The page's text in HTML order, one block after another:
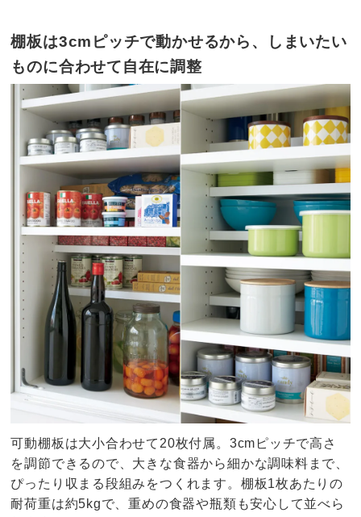
棚板は3cmピッチで動かせるから、しまいたい
ものに合わせて自在に調整
可動棚板は大小合わせて20枚付属。3cmピッチで高さ
を調節できるので、大きな食器から細かな調味料まで、
ぴったり収まる段組みをつくれます。棚板1枚あたりの
耐荷重は約5kgで、重めの食器や瓶類も安心して並べら